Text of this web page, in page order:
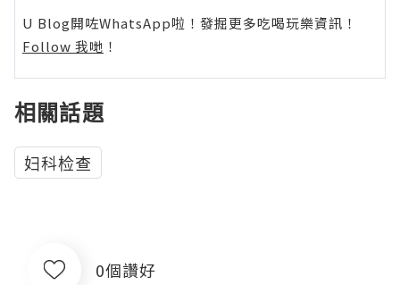
U Blog開咗WhatsApp啦！發掘更多吃喝玩樂資訊！
Follow 我哋 ！
相關話題
妇科检查
0個讚好